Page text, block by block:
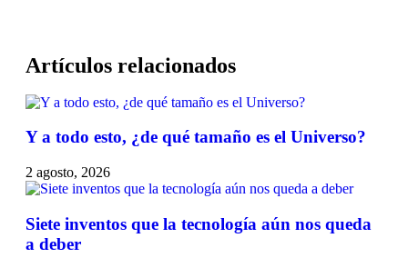
Artículos relacionados
Y a todo esto, ¿de qué tamaño es el Universo?
2 agosto, 2026
Siete inventos que la tecnología aún nos queda
a deber